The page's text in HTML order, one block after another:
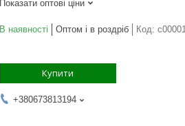
Показати оптові ціни
В наявності Оптом і в роздріб Код:
Купити
+380673813194